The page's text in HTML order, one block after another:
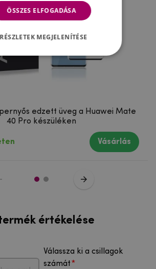
edzett üveg a Huawei Mate
40 Pro készüléken
Vásárlás
értékelése
Válassza ki a csillagok
számát
ÖSSZES ELFOGADÁSA
RÉSZLETEK MEGJELENÍTÉSE